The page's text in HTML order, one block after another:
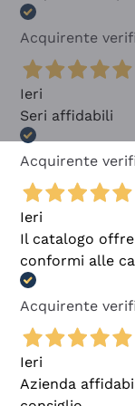
Acquirente
Ieri
Seri affidabili
Acquirente
Ieri
Il catalogo
conformi alle
Acquirente
Ieri
Azienda